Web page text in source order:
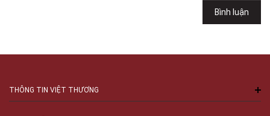
Bình luận
THÔNG TIN VIỆT THƯƠNG